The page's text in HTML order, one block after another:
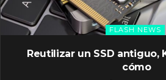
FLASH NEWS
Reutilizar un SSD antiguo,
cómo